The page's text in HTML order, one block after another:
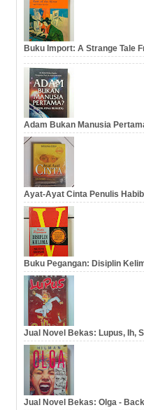
Buku Import: A Strange Tale
Adam Bukan Manusia
Ayat-Ayat Cinta Penulis
Buku Pegangan: Disiplin
Jual Novel Bekas: Lupus, Ih,
Jual Novel Bekas: Olga -